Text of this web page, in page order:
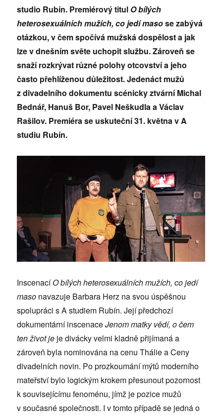
studio Rubín. Premiérový titul O bílých
heterosexuálních mužích, co jedí masose zabývá
otázkou, v čem spočívá mužská dospělost a jak
lze v dnešním světe uchopit službu. Zároveň se
snaží rozkrývat různé polohy otcovství a jeho
často přehlíženou důležitost. Jedenáct mužů
z divadelního dokumentu scénicky ztvární Michal
Bednář, Hanuš Bor, Pavel Neškudla a Václav
Rašilov. Premiéra se uskuteční 31. května v A
studiu Rubín.
InscenacíO bílých heterosexuálních mužích, co jedí
maso navazuje Barbara Herz na svou úspěšnou
spolupráci s A studiem Rubín. Její předchozí
dokumentární inscenaceJenom matky vědí, o čem
ten život je je divácky velmi kladně přijímaná a
zároveň byla nominována na cenu Thálie a Ceny
divadelních novin. Po prozkoumání mýtů moderního
mateřství bylo logickým krokem přesunout pozornost
k souvisejícímu fenoménu, jímž je pozice mužů
v současné společnosti. I v tomto případě se jedná o